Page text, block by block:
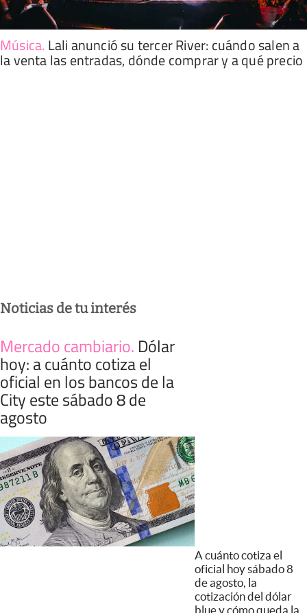
Música. Lali anunció su tercer River: cuándo salen a
la venta las entradas, dónde comprar y a qué precio
Noticias de tu interés
Mercado cambiario. Dólar
hoy: a cuánto cotiza el
oficial en los bancos de la
City este sábado 8 de
agosto
A cuánto cotiza el
oficial hoy sábado 8
de agosto, la
cotización del dólar
blue y cómo queda la